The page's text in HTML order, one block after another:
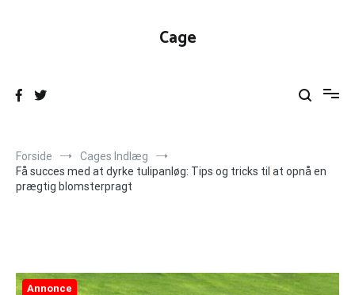
Cage
Forside
Cages Indlæg
Få succes med at dyrke tulipanløg: Tips og tricks til at opnå en
prægtig blomsterpragt
Annonce